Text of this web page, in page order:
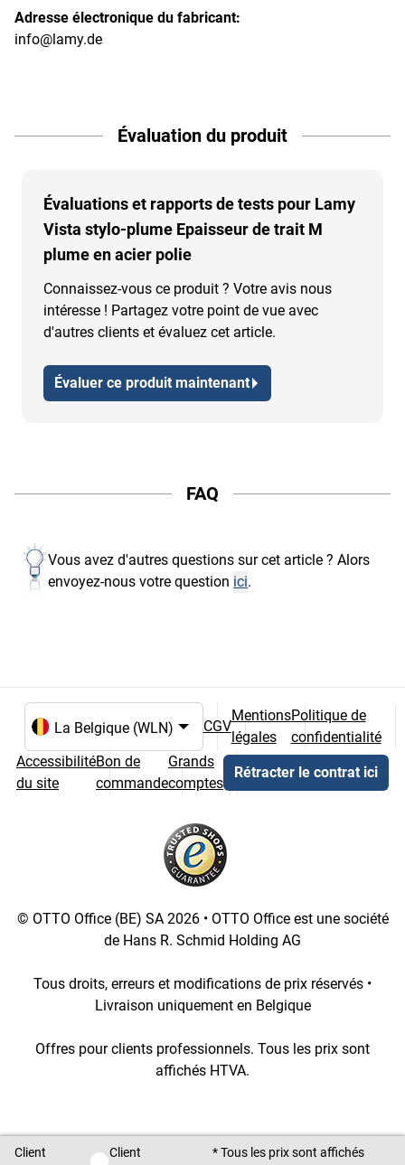
Adresse électronique du fabricant:
info@lamy.de
Évaluation du produit
Évaluations et rapports de tests pour Lamy
Vista stylo-plume Epaisseur de trait M
plume en acier polie
Connaissez-vous ce produit ? Votre avis nous
intéresse ! Partagez votre point de vue avec
d'autres clients et évaluez cet article.
Évaluer ce produit maintenant
FAQ
Vous avez d'autres questions sur cet article ? Alors
envoyez-nous votre question ici.
Choix de la langue et du pays
CGV
Mentions
légales
Politique de
confidentialité
Accessibilité
du site
Bon de
commande
Grands
comptes
Rétracter le contrat ici
© OTTO Office (BE) SA 2026 • OTTO Office est une société
de Hans R. Schmid Holding AG
Tous droits, erreurs et modifications de prix réservés •
Livraison uniquement en Belgique
Offres pour clients professionnels. Tous les prix sont
affichés HTVA.
[1::w::58::::A11754C777]
Client
Client privé / Client professionnel
Client
* Tous les prix sont affichés